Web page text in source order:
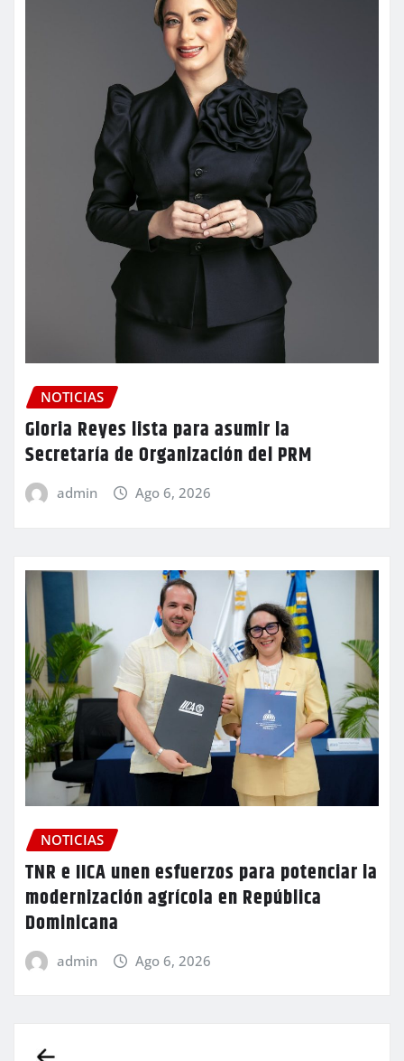
NOTICIAS
Gloria Reyes lista para asumir la
Secretaría de Organización del PRM
admin Ago 6, 2026
NOTICIAS
TNR e IICA unen esfuerzos para potenciar la
modernización agrícola en República
Dominicana
admin Ago 6, 2026